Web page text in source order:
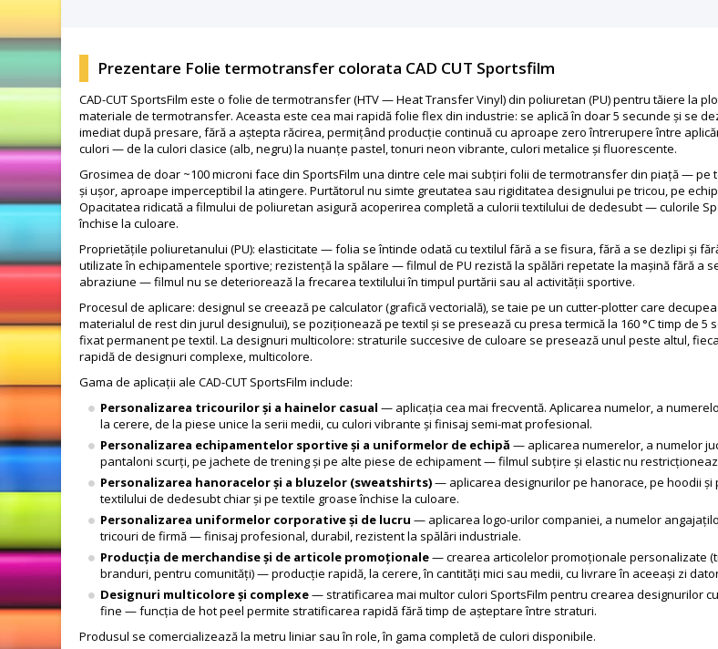
Prezentare Folie termotransfer colorata CAD CUT Sportsfilm
CAD-CUT SportsFilm este o folie de termotransfer (HTV — Heat Transfer Vinyl) din poliuretan (PU) pentru tăiere la
materiale de termotransfer. Aceasta este cea mai rapidă folie flex din industrie: se aplică în doar 5 secunde și se
imediat după presare, fără a aștepta răcirea, permițând producție continuă cu aproape zero întrerupere între
culori — de la culori clasice (alb, negru) la nuanțe pastel, tonuri neon vibrante, culori metalice și fluorescente.
Grosimea de doar ~100 microni face din SportsFilm una dintre cele mai subțiri folii de termotransfer din piață —
și ușor, aproape imperceptibil la atingere. Purtătorul nu simte greutatea sau rigiditatea designului pe tricou, pe
Opacitatea ridicată a filmului de poliuretan asigură acoperirea completă a culorii textilului de dedesubt — culorile
închise la culoare.
Proprietățile poliuretanului (PU): elasticitate — folia se întinde odată cu textilul fără a se fisura, fără a se dezlipi și
utilizate în echipamentele sportive; rezistență la spălare — filmul de PU rezistă la spălări repetate la mașină fără a
abraziune — filmul nu se deteriorează la frecarea textilului în timpul purtării sau al activității sportive.
Procesul de aplicare: designul se creează pe calculator (grafică vectorială), se taie pe un cutter-plotter care
materialul de rest din jurul designului), se poziționează pe textil și se presează cu presa termică la 160 °C timp de
fixat permanent pe textil. La designuri multicolore: straturile succesive de culoare se presează unul peste altul,
rapidă de designuri complexe, multicolore.
Gama de aplicații ale CAD-CUT SportsFilm include:
Personalizarea tricourilor și a hainelor casual — aplicația cea mai frecventă. Aplicarea numelor, a
la cerere, de la piese unice la serii medii, cu culori vibrante și finisaj semi-mat profesional.
Personalizarea echipamentelor sportive și a uniformelor de echipă — aplicarea numerelor, a numelor
pantaloni scurți, pe jachete de trening și pe alte piese de echipament — filmul subțire și elastic nu
Personalizarea hanoracelor și a bluzelor (sweatshirts)— aplicarea designurilor pe hanorace, pe hoodii
textilului de dedesubt chiar și pe textile groase închise la culoare.
Personalizarea uniformelor corporative și de lucru — aplicarea logo-urilor companiei, a numelor
tricouri de firmă — finisaj profesional, durabil, rezistent la spălări industriale.
Producția de merchandise și de articole promoționale— crearea articolelor promoționale personalizate
branduri, pentru comunități) — producție rapidă, la cerere, în cantități mici sau medii, cu livrare în aceeași zi
Designuri multicolore și complexe— stratificarea mai multor culori SportsFilm pentru crearea designurilor
fine — funcția de hot peel permite stratificarea rapidă fără timp de așteptare între straturi.
Produsul se comercializează la metru liniar sau în role, în gama completă de culori disponibile.